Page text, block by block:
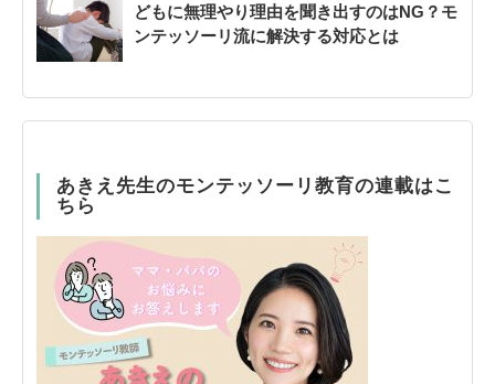
どもに無理やり理由を聞き出すのはNG？モ
ンテッソーリ流に解決する対応とは
あきえ先生のモンテッソーリ教育の連載はこ
ちら